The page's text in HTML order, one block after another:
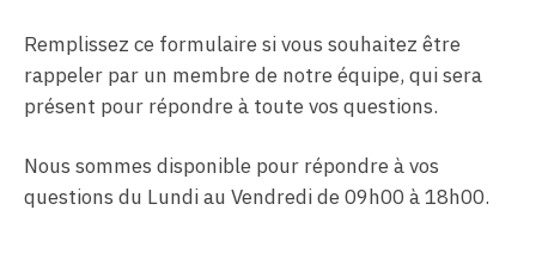
Remplissez ce formulaire si vous souhaitez être
rappeler par un membre de notre équipe, qui sera
présent pour répondre à toute vos questions.
Nous sommes disponible pour répondre à vos
questions du Lundi au Vendredi de 09h00 à 18h00.